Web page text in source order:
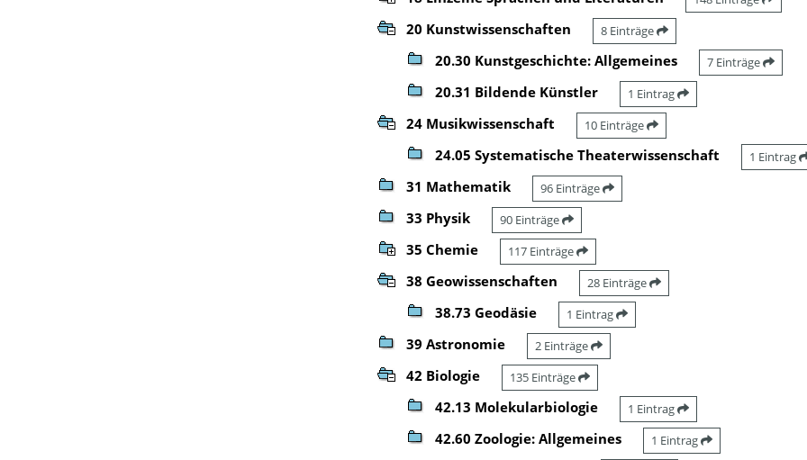
20 Kunstwissenschaften 8 Einträge
20.30 Kunstgeschichte: Allgemeines 7 Einträge
20.31 Bildende Künstler 1 Eintrag
24 Musikwissenschaft 10 Einträge
24.05 Systematische Theaterwissenschaft 1 Eintrag
31 Mathematik 96 Einträge
33 Physik 90 Einträge
35 Chemie 117 Einträge
38 Geowissenschaften 28 Einträge
38.73 Geodäsie 1 Eintrag
39 Astronomie 2 Einträge
42 Biologie 135 Einträge
42.13 Molekularbiologie 1 Eintrag
42.60 Zoologie: Allgemeines 1 Eintrag